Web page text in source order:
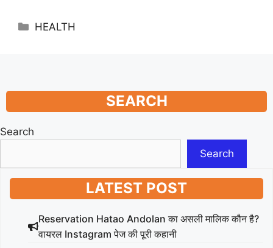
Categories
HEALTH
SEARCH
Search
Search
LATEST POST
Reservation Hatao Andolan का असली मालिक कौन है?
वायरल Instagram पेज की पूरी कहानी